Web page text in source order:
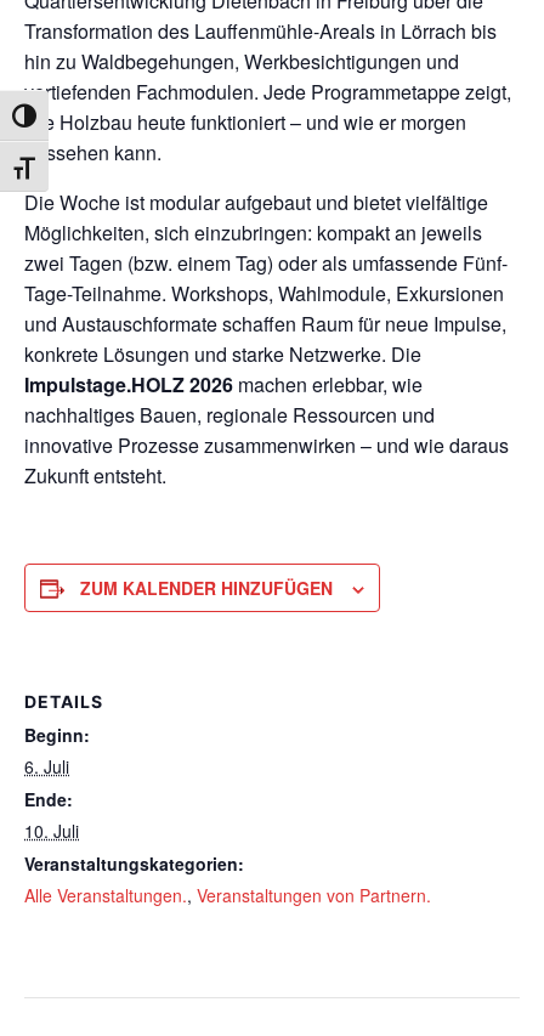
UMSCHALTEN AUF HOHE KONTRASTE
SCHRIFT VERGRÖSSERN
Transformation des Lauffenmühle-Areals in Lörrach bis
hin zu Waldbegehungen, Werkbesichtigungen und
vertiefenden Fachmodulen. Jede Programmetappe zeigt,
wie Holzbau heute funktioniert – und wie er morgen
aussehen kann.
Die Woche ist modular aufgebaut und bietet vielfältige
Möglichkeiten, sich einzubringen: kompakt an jeweils
zwei Tagen (bzw. einem Tag) oder als umfassende Fünf-
Tage-Teilnahme. Workshops, Wahlmodule, Exkursionen
und Austauschformate schaffen Raum für neue Impulse,
konkrete Lösungen und starke Netzwerke. Die
Impulstage.HOLZ 2026 machen erlebbar, wie
nachhaltiges Bauen, regionale Ressourcen und
innovative Prozesse zusammenwirken – und wie daraus
Zukunft entsteht.
ZUM KALENDER HINZUFÜGEN
DETAILS
Beginn:
6. Juli
Ende:
10. Juli
Veranstaltungskategorien:
Alle Veranstaltungen., Veranstaltungen von Partnern.